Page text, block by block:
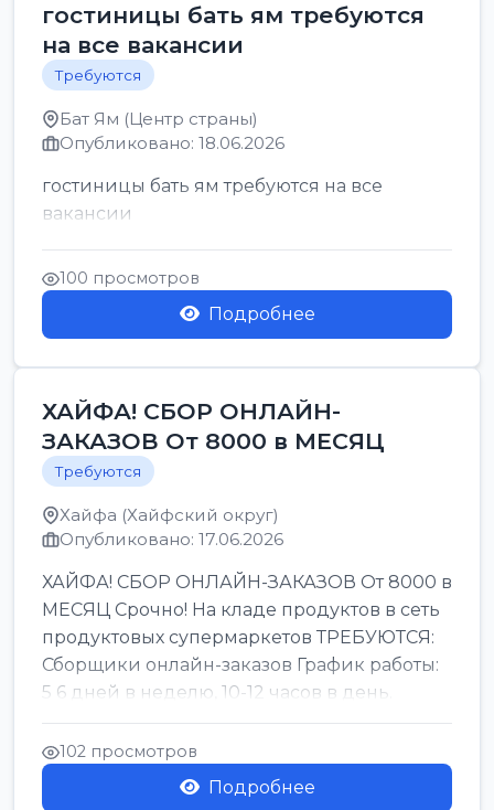
гостиницы бать ям требуются
на все вакансии
Требуются
Бат Ям (Центр страны)
Опубликовано: 18.06.2026
гостиницы бать ям требуются на все
вакансии
100 просмотров
Подробнее
ХАЙФА! СБОР ОНЛАЙН-
ЗАКАЗОВ От 8000 в МЕСЯЦ
Требуются
Хайфа (Хайфский округ)
Опубликовано: 17.06.2026
ХАЙФА! СБОР ОНЛАЙН-ЗАКАЗОВ От 8000 в
МЕСЯЦ Срочно! На кладе продуктов в сеть
продуктовых супермаркетов ТРЕБУЮТСЯ:
Сборщики онлайн-заказов График работы:
5 6 дней в неделю, 10-12 часов в день.
Колле ОП...
102 просмотров
Подробнее